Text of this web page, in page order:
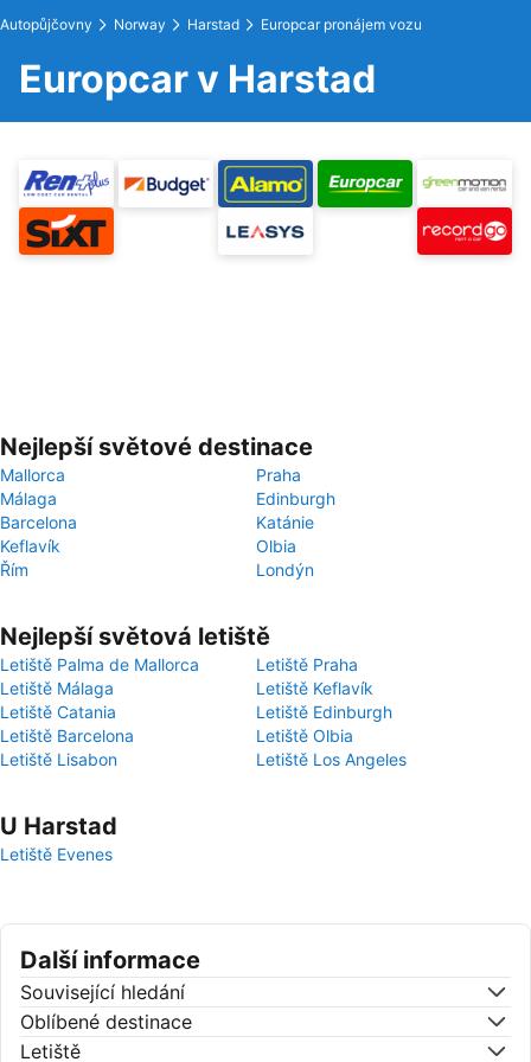
Autopůjčovny Norway Harstad Europcar pronájem vozu
Europcar v Harstad
Nejlepší světové destinace
Mallorca
Praha
Málaga
Edinburgh
Barcelona
Katánie
Keflavík
Olbia
Řím
Londýn
Nejlepší světová letiště
Letiště Palma de Mallorca
Letiště Praha
Letiště Málaga
Letiště Keflavík
Letiště Catania
Letiště Edinburgh
Letiště Barcelona
Letiště Olbia
Letiště Lisabon
Letiště Los Angeles
U Harstad
Letiště Evenes
Další informace
Související hledání
Oblíbené destinace
Letiště